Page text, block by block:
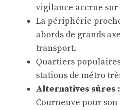
vigilance accrue
La périphérie
abords de grands
transport.
Quartiers
stations de métro
Alternatives sûres :
Courneuve pour